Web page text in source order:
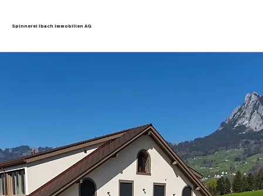
Spinnerei Ibach Immobilien AG